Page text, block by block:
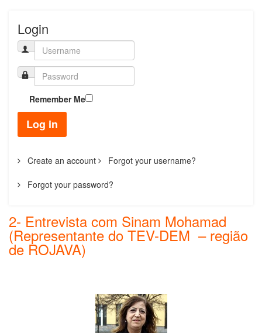
Login
Remember Me
Log in
Create an account Forgot your username?
Forgot your password?
2- Entrevista com Sinam Mohamad
(Representante do TEV-DEM – região
de ROJAVA)